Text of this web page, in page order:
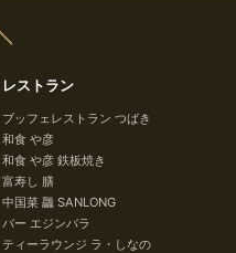
レストラン
ブッフェレストラン つばき
和食 や彦
和食 や彦 鉄板焼き
富寿し 膳
中国菜 龘 SANLONG
バー エジンバラ
ティーラウンジ ラ・しなの